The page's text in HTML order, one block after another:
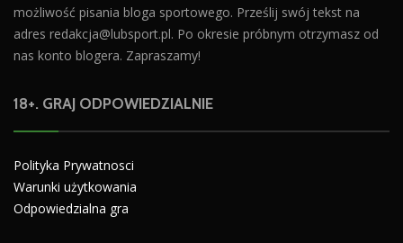
możliwość pisania bloga sportowego. Prześlij swój tekst na
adres redakcja@lubsport.pl. Po okresie próbnym otrzymasz od
nas konto blogera. Zapraszamy!
18+. GRAJ ODPOWIEDZIALNIE
Polityka Prywatnosci
Warunki użytkowania
Odpowiedzialna gra